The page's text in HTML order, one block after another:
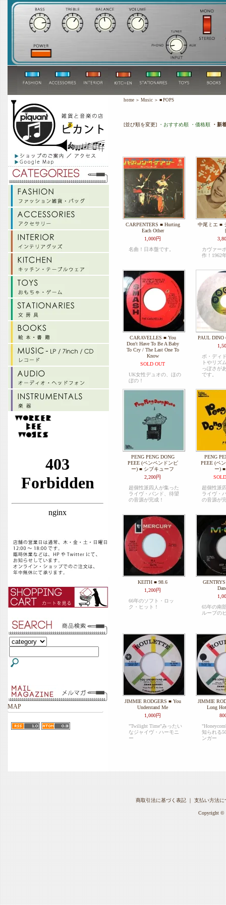
MAP
home ＞ Music ＞ ■ POPS
[並び順を変更] ・おすすめ順 ・価格順 ・新
CARPENTERS ■ Hurting
Each Other
1,000円
名曲！日本盤です。
中尾ミエ ■
カヴァー
作！1962
CARAVELLES ■ You
Don't Have To Be A Baby
To Cry / The Last One To
Know
SOLD OUT
UK女性デュオの、ほの
ぼの！
PAUL DINO
ボ・ディ
トやリズ
っぽさが
です。
PENG PENG DONG
PEEE (ペンペンドンピ
ー) ■ シブキューフ
2,200円
超個性派四人が集った
ライヴ・バンド、待望
の音源が完成！
PENG
PEEE (ペ
ー)
超個性派
ライヴ・
の音源が
KEITH ■ 98.6
1,200円
66年のソフト・ロッ
ク・ヒット！
65年の南
ループの
JIMMIE RODGERS ■ You
Understand Me
1,000円
"Twilight Time"みったい
なジャイヴ・ハーモニ
ー
JIMMIE
Long
知られる
ンガー
商取引法に基づく表記｜支払い方法に
Copyright ©